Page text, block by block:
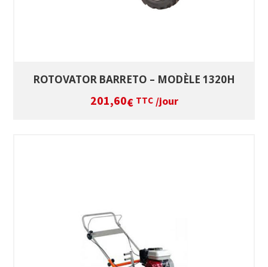
ROTOVATOR BARRETO – MODÈLE 1320H
201,60€ TTC /jour
SÉLECTIONNEZ LES DATES